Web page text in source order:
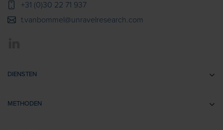
+31 (0)30 22 71 937
t.vanbommel@unravelresearch.com
DIENSTEN
METHODEN